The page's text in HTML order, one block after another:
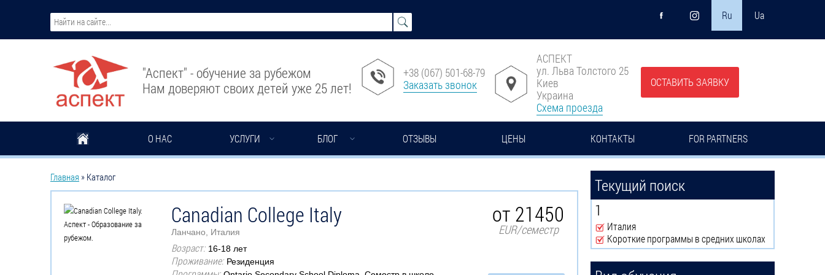
Ru Ua
"Аспект" - обучение за рубежом
Нам доверяют своих детей уже 25 лет!
+38 (067) 501-68-79
Заказать звонок
АСПЕКТ
ул. Льва Толстого 25
Киев
Украина
Схема проезда
ОСТАВИТЬ ЗАЯВКУ
О НАС УСЛУГИ БЛОГ ОТЗЫВЫ ЦЕНЫ КОНТАКТЫ FOR PARTNERS
Вы здесь
Главная » Каталог
от 21450
EUR/семестр
Canadian College Italy
Ланчано, Италия
Возраст: 16-18 лет
Проживание: Резиденция
Текущий поиск
1
Remove Италия filter
Италия
Remove Короткие программы в средних школах filter
Короткие программы в средних школах